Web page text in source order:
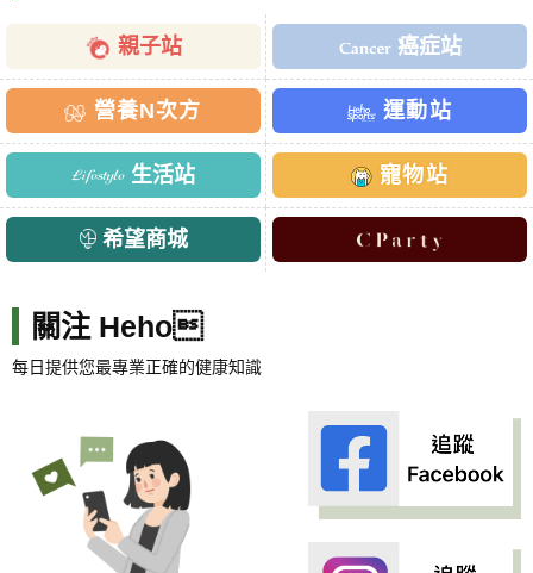
親子站 癌症站
營養N次方 運動站
生活站 寵物站
希望商城
關注 Heho
每日提供您最專業正確的健康知識